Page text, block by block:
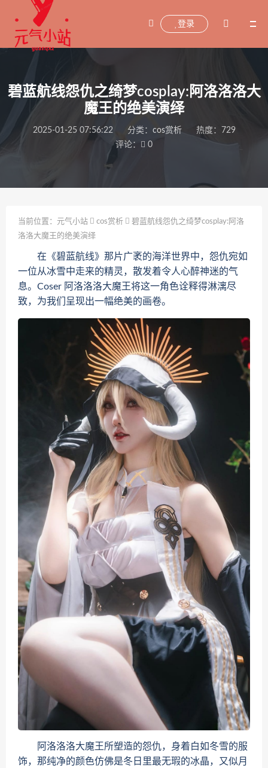
登录
碧蓝航线怨仇之绮梦cosplay:阿洛洛洛大
魔王的绝美演绎
2025-01-25 07:56:22 分类： cos赏析
热度：729
评论：
0
当前位置： 元气小站 cos赏析
碧蓝航线怨仇之绮梦cosplay:阿洛
洛洛大魔王的绝美演绎
在《碧蓝航线》那片广袤的海洋世界中，怨仇宛如
一位从冰雪中走来的精灵，散发着令人心醉神迷的气
息。Coser 阿洛洛洛大魔王将这一角色诠释得淋漓尽
致，为我们呈现出一幅绝美的画卷。
阿洛洛洛大魔王所塑造的怨仇，身着白如冬雪的服
饰，那纯净的颜色仿佛是冬日里最无瑕的冰晶，又似月